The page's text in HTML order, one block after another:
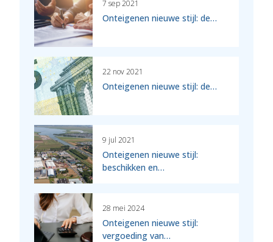
7 sep 2021
Onteigenen nieuwe stijl: de…
22 nov 2021
Onteigenen nieuwe stijl: de…
9 jul 2021
Onteigenen nieuwe stijl:
beschikken en…
28 mei 2024
Onteigenen nieuwe stijl:
vergoeding van…